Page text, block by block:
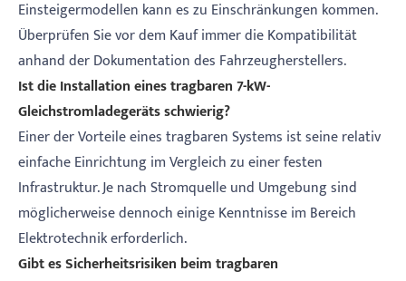
Einsteigermodellen kann es zu Einschränkungen kommen.
Überprüfen Sie vor dem Kauf immer die Kompatibilität
anhand der Dokumentation des Fahrzeugherstellers.
Ist die Installation eines tragbaren 7-kW-
Gleichstromladegeräts schwierig?
Einer der Vorteile eines tragbaren Systems ist seine relativ
einfache Einrichtung im Vergleich zu einer festen
Infrastruktur. Je nach Stromquelle und Umgebung sind
möglicherweise dennoch einige Kenntnisse im Bereich
Elektrotechnik erforderlich.
Gibt es Sicherheitsrisiken beim tragbaren